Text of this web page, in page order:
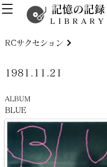
記憶の記録
LIBRARY
BLUE
RCサクセション
1981.11.21
ALBUM